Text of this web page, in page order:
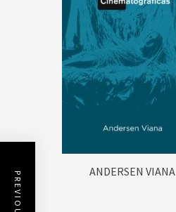
ANDERSEN VIANA